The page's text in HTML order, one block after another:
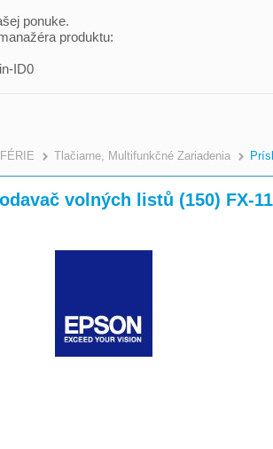
ponuke.
produktu:
ID0
>
Tlačiarne, Multifunkčné Zariadenia
volných listů (150) FX-